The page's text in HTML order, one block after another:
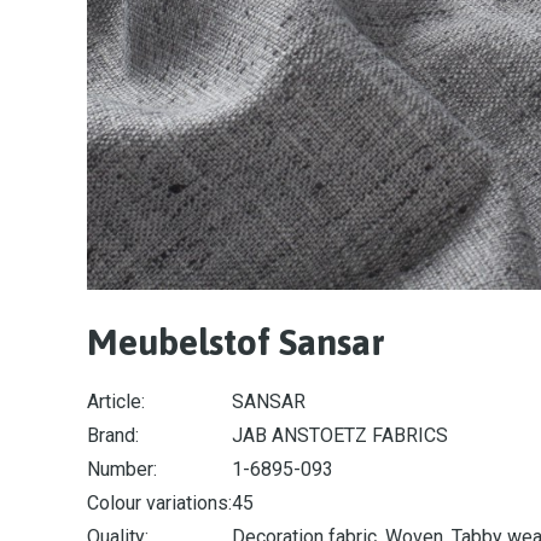
Meubelstof Sansar
Article:
SANSAR
Brand:
JAB ANSTOETZ FABRICS
Number:
1-6895-093
Colour variations:45